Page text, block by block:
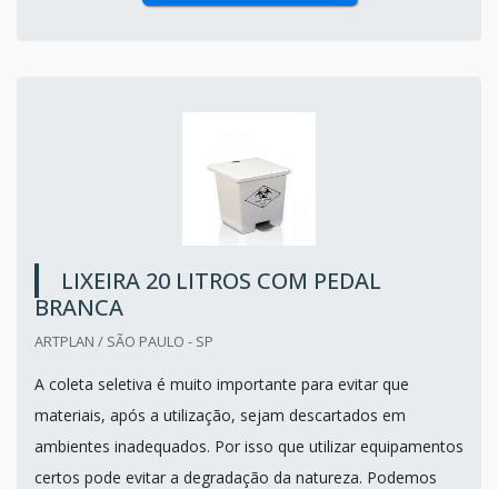
LIXEIRA 20 LITROS COM PEDAL
BRANCA
ARTPLAN / SÃO PAULO - SP
A coleta seletiva é muito importante para evitar que
materiais, após a utilização, sejam descartados em
ambientes inadequados. Por isso que utilizar equipamentos
certos pode evitar a degradação da natureza. Podemos